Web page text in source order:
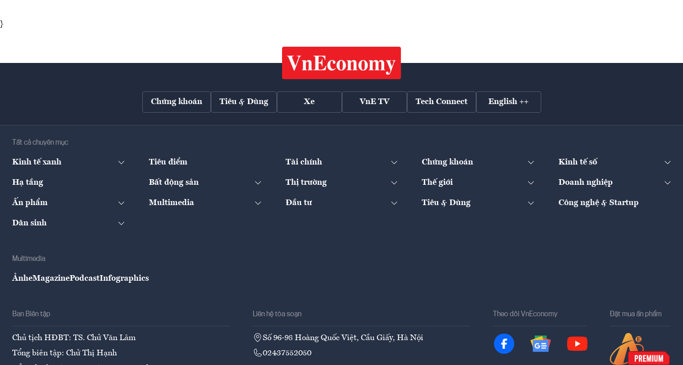
}
Chứng khoán Tiêu & Dùng Xe VnE TV Tech Connect English ++
Tất cả chuyên mục
Kinh tế xanh Tiêu điểm Tài chính Chứng khoán Kinh tế số
Hạ tầng Bất động sản Thị trường Thế giới Doanh nghiệp
Ấn phẩm Multimedia Đầu tư Tiêu & Dùng Công nghệ & Startup
Dân sinh
Multimedia
ẢnheMagazinePodcastInfographics
Ban Biên tập
Chủ tịch HĐBT: TS. Chử Văn Lâm
Tổng biên tập: Chử Thị Hạnh
Liên hệ tòa soạn
Số 96-98 Hoàng Quốc Việt, Cầu Giấy, Hà Nội
02437552050
Theo dõi VnEconomy Đặt mua ấn phẩm